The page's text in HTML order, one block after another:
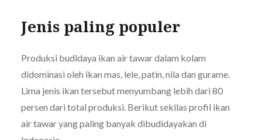
Jenis paling populer
Produksi budidaya ikan air tawar dalam kolam
didominasi oleh ikan mas, lele, patin, nila dan gurame.
Lima jenis ikan tersebut menyumbang lebih dari 80
persen dari total produksi. Berikut sekilas profil ikan
air tawar yang paling banyak dibudidayakan di